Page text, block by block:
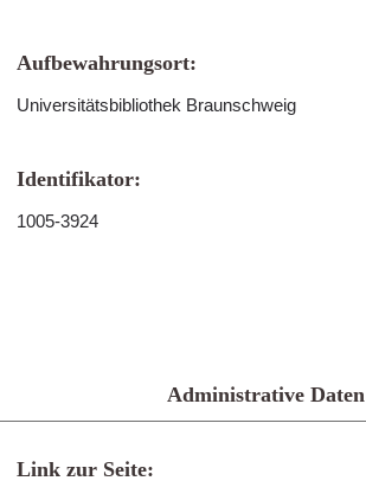
Aufbewahrungsort:
Universitätsbibliothek Braunschweig
Identifikator:
1005-3924
Administrative Daten
Link zur Seite: